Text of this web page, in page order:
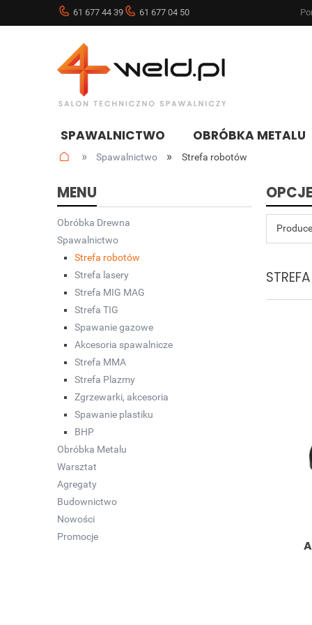
SPAWALNICTWO
OBRÓBKA METALU
NOWOŚCI
» Spawalnictwo » Strefa robotów
61 677 44 39 61 677 04 50
MENU
Obróbka Drewna
Spawalnictwo
Strefa robotów
Strefa lasery
Strefa MIG MAG
Strefa TIG
Spawanie gazowe
Akcesoria spawalnicze
Strefa MMA
Strefa Plazmy
Zgrzewarki, akcesoria
Spawanie plastiku
BHP
Obróbka Metalu
Warsztat
Agregaty
Budownictwo
Nowości
Promocje